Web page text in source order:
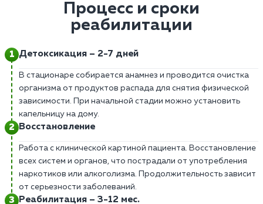
Процесс и сроки
реабилитации
Детоксикация – 2-7 дней
В стационаре собирается анамнез и проводится очистка
организма от продуктов распада для снятия физической
зависимости. При начальной стадии можно установить
капельницу на дому.
Восстановление
Работа с клинической картиной пациента. Восстановление
всех систем и органов, что пострадали от употребления
наркотиков или алкоголизма. Продолжительность зависит
от серьезности заболеваний.
Реабилитация – 3-12 мес.